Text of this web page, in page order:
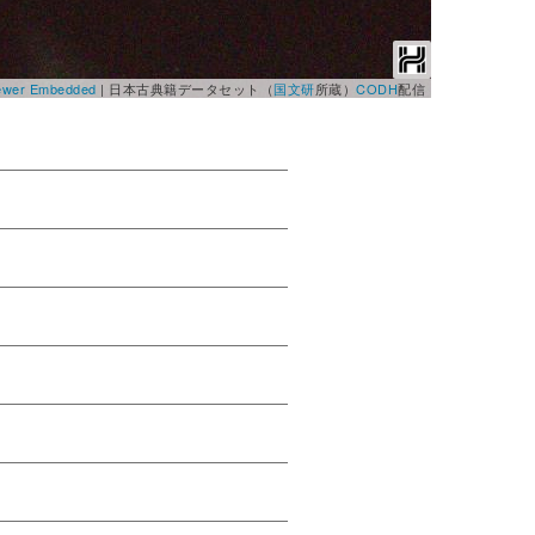
Embedded | 日本古典籍データセット（国文研所蔵） CODH配信